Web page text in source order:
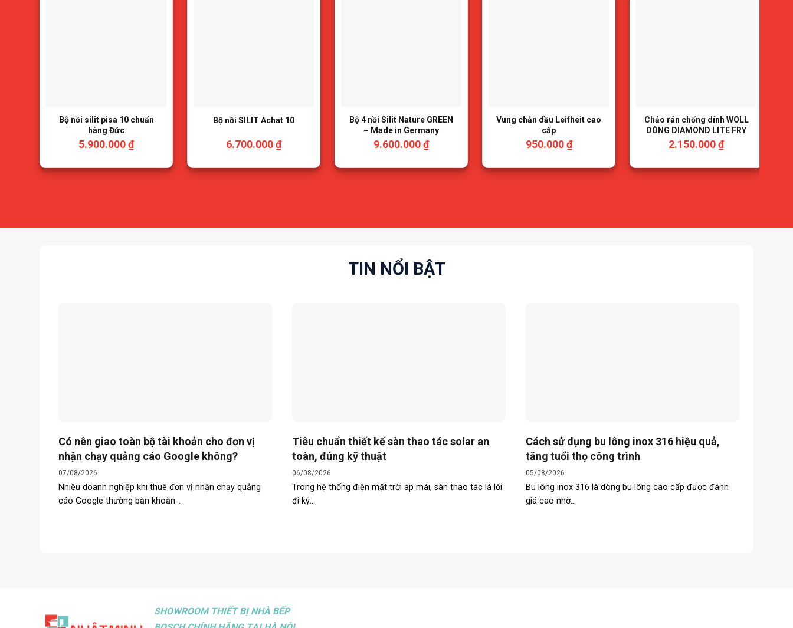
Bộ nồi silit pisa 10 chuẩn
hàng Đức
5.900.000₫
Bộ nồi SILIT Achat 10
6.700.000₫
Bộ 4 nồi Silit Nature GREEN
– Made in Germany
9.600.000₫
Vung chắn dầu Leifheit cao
cấp
950.000₫
Chảo rán chống dính WOLL
DÒNG DIAMOND LITE FRY
PANS (size 28)
2.150.000₫
TIN NỔI BẬT
Có nên giao toàn bộ tài khoản cho đơn vị
nhận chạy quảng cáo Google không?
07/08/2026
Nhiều doanh nghiệp khi thuê đơn vị nhận chạy quảng
cáo Google thường băn khoăn...
Tiêu chuẩn thiết kế sàn thao tác solar an
toàn, đúng kỹ thuật
06/08/2026
Trong hệ thống điện mặt trời áp mái, sàn thao tác là lối
đi kỹ...
Cách sử dụng bu lông inox 316 hiệu quả,
tăng tuổi thọ công trình
05/08/2026
Bu lông inox 316 là dòng bu lông cao cấp được đánh
giá cao nhờ...
SHOWROOM THIẾT BỊ NHÀ BẾP